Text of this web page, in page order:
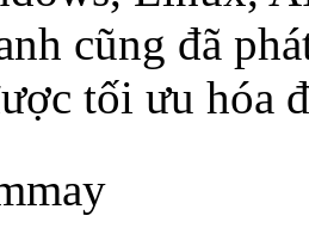
cũng đã
tối ưu hóa